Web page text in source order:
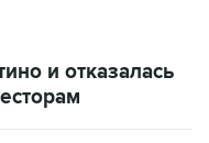
и отказалась